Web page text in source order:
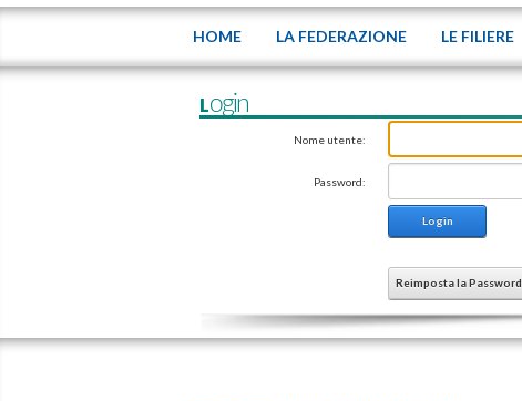
HOME LA FEDERAZIONE LE FILIERE
Login
Nome utente:
Password:
Login
Reimposta la Password